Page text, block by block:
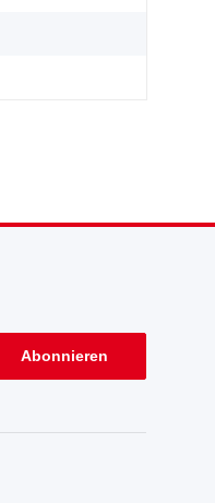
Abonnieren